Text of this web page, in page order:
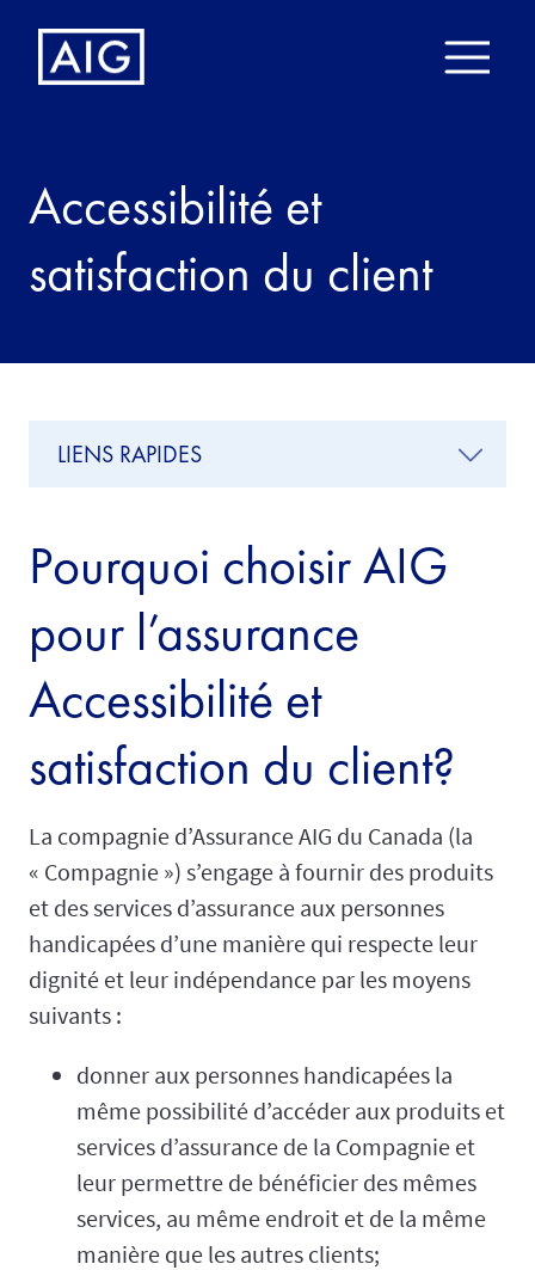
Accessibilité et
satisfaction du client
Pourquoi choisir AIG
pour l’assurance
Accessibilité et
satisfaction du client?
La compagnie d’Assurance AIG du Canada (la
« Compagnie ») s’engage à fournir des produits
et des services d’assurance aux personnes
handicapées d’une manière qui respecte leur
dignité et leur indépendance par les moyens
suivants :
donner aux personnes handicapées la
même possibilité d’accéder aux produits et
services d’assurance de la Compagnie et
leur permettre de bénéficier des mêmes
services, au même endroit et de la même
manière que les autres clients;
LIENS RAPIDES